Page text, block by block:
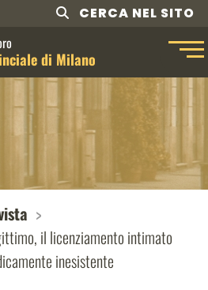
CERCA NEL SITO
di Milano
il licenziamento intimato
inesistente